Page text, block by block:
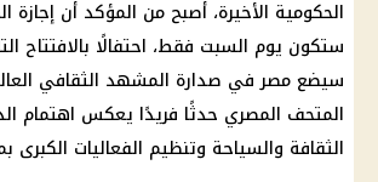
الحكومية الأخيرة، أصبح من المؤكد أن إجازة
ستكون يوم السبت فقط، احتفالًا بالافتتاح
سيضع مصر في صدارة المشهد الثقافي
المتحف المصري حدثًا فريدًا يعكس اهتمام
الثقافة والسياحة وتنظيم الفعاليات